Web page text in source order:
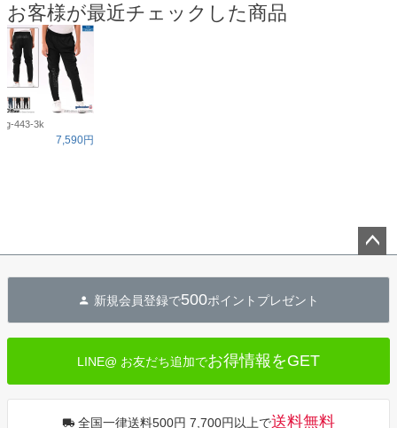
お客様が最近チェックした商品
g-443-3k
7,590円
へ
新規会員登録で500ポイントプレゼント
LINE@ お友だち追加でお得情報をGET
全国一律送料500円 7,700円以上で送料無料